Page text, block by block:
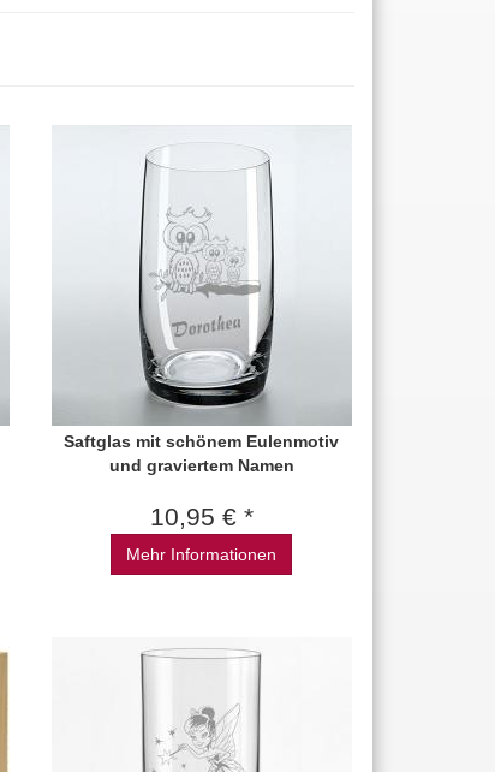
Saftglas mit schönem Eulenmotiv
und graviertem Namen
10,95 € *
Mehr Informationen